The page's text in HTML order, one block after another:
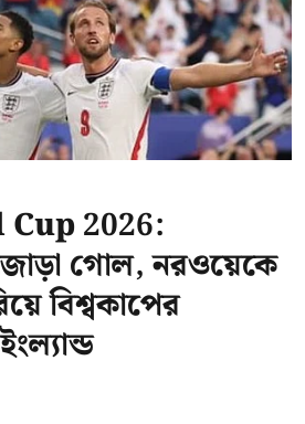
2026:
জোড়া গোল, নরওয়েকে
বিশ্বকাপের